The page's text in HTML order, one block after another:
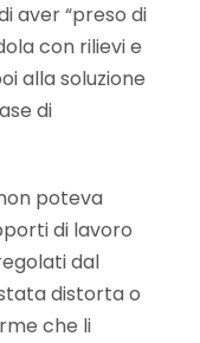
aver “preso di
con rilievi e
alla soluzione
di
poteva
di lavoro
dal
distorta o
che li